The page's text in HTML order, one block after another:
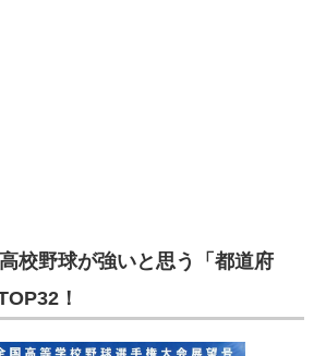
校野球が強いと思う「都道府
！